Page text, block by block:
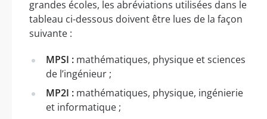
grandes écoles, les abréviations utilisées dans le
tableau ci-dessous doivent être lues de la façon
suivante :
MPSI : mathématiques, physique et sciences
de l’ingénieur ;
MP2I : mathématiques, physique, ingénierie
et informatique ;